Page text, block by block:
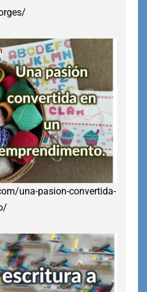
una-pasion-convertida-